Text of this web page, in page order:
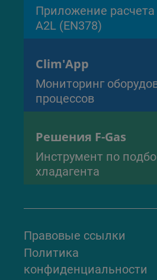
Приложение расчета
A2L (EN378)
Clim'App
Мониторинг
процессов
Решения F-Gas
Инструмент по
хладагента
Правовые ссылки
Политика
конфиденциальности